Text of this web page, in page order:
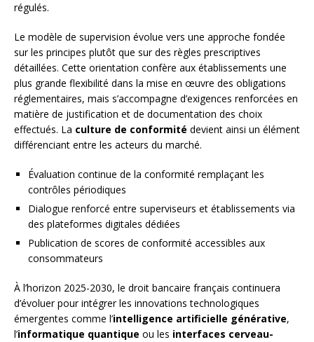
régulés.
Le modèle de supervision évolue vers une approche fondée
sur les principes plutôt que sur des règles prescriptives
détaillées. Cette orientation confère aux établissements une
plus grande flexibilité dans la mise en œuvre des obligations
réglementaires, mais s’accompagne d’exigences renforcées en
matière de justification et de documentation des choix
effectués. La culture de conformité devient ainsi un élément
différenciant entre les acteurs du marché.
Évaluation continue de la conformité remplaçant les
contrôles périodiques
Dialogue renforcé entre superviseurs et établissements via
des plateformes digitales dédiées
Publication de scores de conformité accessibles aux
consommateurs
À l’horizon 2025-2030, le droit bancaire français continuera
d’évoluer pour intégrer les innovations technologiques
émergentes comme l’intelligence artificielle générative,
l’informatique quantique ou les interfaces cerveau-